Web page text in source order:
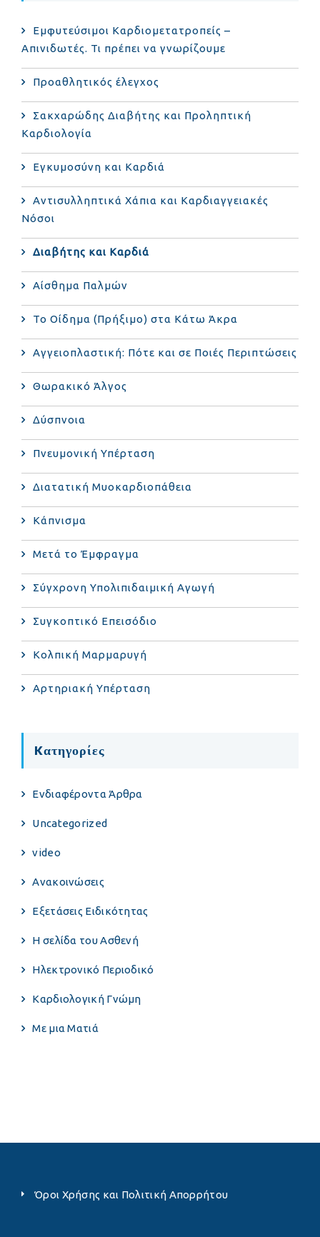
Εμφυτεύσιμοι Καρδιομετατροπείς –
Απινιδωτές. Τι πρέπει να γνωρίζουμε
Προαθλητικός έλεγχος
Σακχαρώδης Διαβήτης και Προληπτική
Καρδιολογία
Εγκυμοσύνη και Καρδιά
Αντισυλληπτικά Χάπια και Καρδιαγγειακές
Νόσοι
Διαβήτης και Καρδιά
Αίσθημα Παλμών
Το Οίδημα (Πρήξιμο) στα Κάτω Άκρα
Αγγειοπλαστική: Πότε και σε Ποιές Περιπτώσεις
Θωρακικό Άλγος
Δύσπνοια
Πνευμονική Υπέρταση
Διατατική Μυοκαρδιοπάθεια
Κάπνισμα
Μετά το Έμφραγμα
Σύγχρονη Υπολιπιδαιμική Αγωγή
Συγκοπτικό Επεισόδιο
Κολπική Μαρμαρυγή
Αρτηριακή Υπέρταση
Kατηγορίες
Eνδιαφέροντα Άρθρα
Uncategorized
video
Ανακοινώσεις
Εξετάσεις Ειδικότητας
Η σελίδα του Ασθενή
Ηλεκτρονικό Περιοδικό
Καρδιολογική Γνώμη
Με μια Ματιά
Όροι Χρήσης και Πολιτική Απορρήτου